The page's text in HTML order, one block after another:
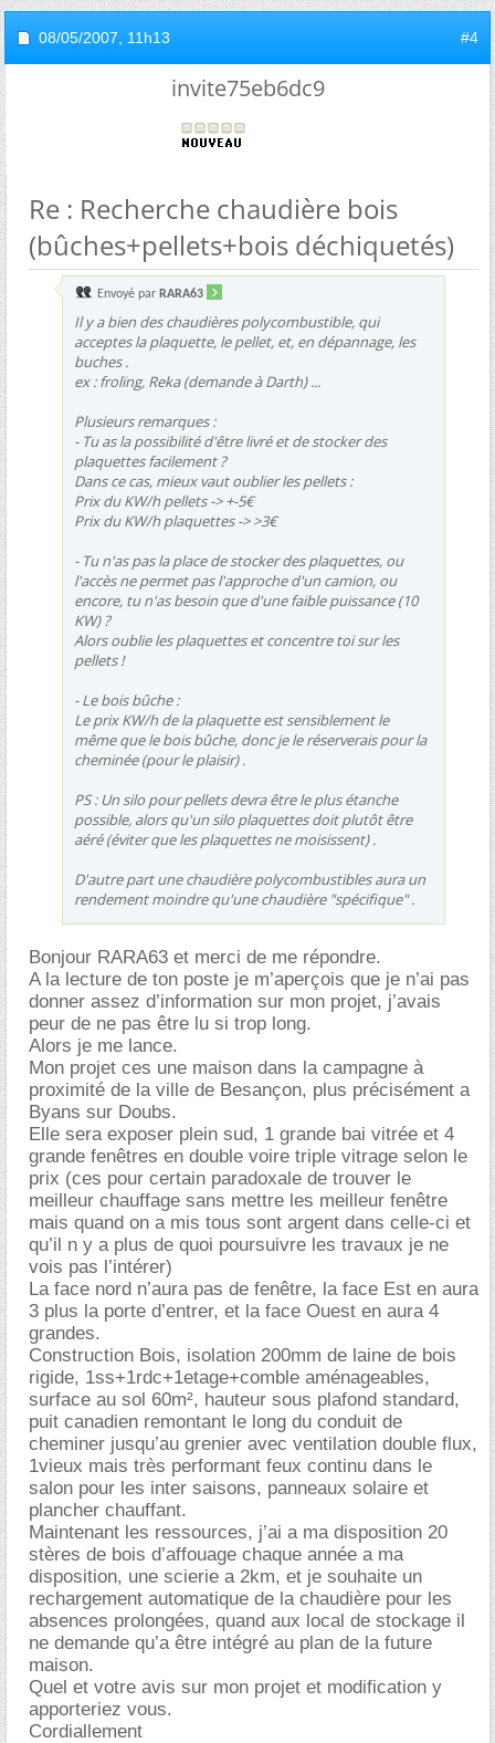
08/05/2007, 11h13 #4
invite75eb6dc9
Re : Recherche chaudière bois
(bûches+pellets+bois déchiquetés)
Envoyé par RARA63
Il y a bien des chaudières polycombustible, qui
acceptes la plaquette, le pellet, et, en dépannage, les
buches .
ex : frolïng, Reka (demande à Darth) ...
Plusieurs remarques :
- Tu as la possibilité d'être livré et de stocker des
plaquettes facilement ?
Dans ce cas, mieux vaut oublier les pellets :
Prix du KW/h pellets -> +-5
Prix du KW/h plaquettes -> >3
- Tu n'as pas la place de stocker des plaquettes, ou
l'accès ne permet pas l'approche d'un camion, ou
encore, tu n'as besoin que d'une faible puissance (10
KW) ?
Alors oublie les plaquettes et concentre toi sur les
pellets !
- Le bois bûche :
Le prix KW/h de la plaquette est sensiblement le
même que le bois bûche, donc je le réserverais pour la
cheminée (pour le plaisir) .
PS : Un silo pour pellets devra être le plus étanche
possible, alors qu'un silo plaquettes doit plutôt être
aéré (éviter que les plaquettes ne moisissent) .
D'autre part une chaudière polycombustibles aura un
rendement moindre qu'une chaudière "spécifique" .
Bonjour RARA63 et merci de me répondre.
A la lecture de ton poste je m’aperçois que je n’ai pas
donner assez d’information sur mon projet, j’avais
peur de ne pas être lu si trop long.
Alors je me lance.
Mon projet ces une maison dans la campagne à
proximité de la ville de Besançon, plus précisément a
Byans sur Doubs.
Elle sera exposer plein sud, 1 grande bai vitrée et 4
grande fenêtres en double voire triple vitrage selon le
prix (ces pour certain paradoxale de trouver le
meilleur chauffage sans mettre les meilleur fenêtre
mais quand on a mis tous sont argent dans celle-ci et
qu’il n y a plus de quoi poursuivre les travaux je ne
vois pas l’intérer)
La face nord n’aura pas de fenêtre, la face Est en aura
3 plus la porte d’entrer, et la face Ouest en aura 4
grandes.
Construction Bois, isolation 200mm de laine de bois
rigide, 1ss+1rdc+1etage+comble aménageables,
surface au sol 60m², hauteur sous plafond standard,
puit canadien remontant le long du conduit de
cheminer jusqu’au grenier avec ventilation double flux,
1vieux mais très performant feux continu dans le
salon pour les inter saisons, panneaux solaire et
plancher chauffant.
Maintenant les ressources, j’ai a ma disposition 20
stères de bois d’affouage chaque année a ma
disposition, une scierie a 2km, et je souhaite un
rechargement automatique de la chaudière pour les
absences prolongées, quand aux local de stockage il
ne demande qu’a être intégré au plan de la future
maison.
Quel et votre avis sur mon projet et modification y
apporteriez vous.
Cordiallement